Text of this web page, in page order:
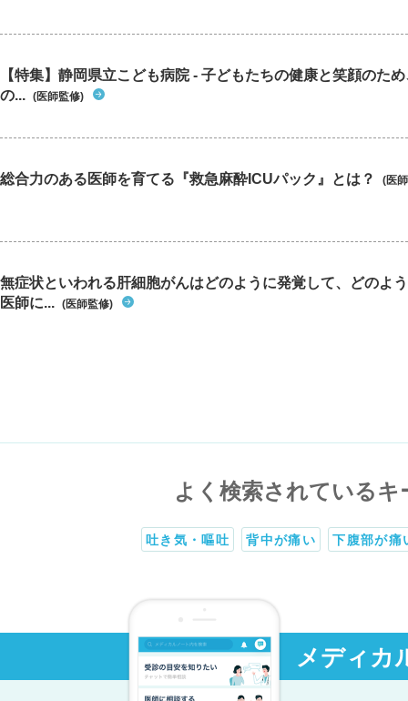
【特集】静岡県立こども病院 - 子どもたちの健康と笑顔のた
の... (医師監修)
総合力のある医師を育てる『救急麻酔ICUパック』とは？ (医
無症状といわれる肝細胞がんはどのように発覚して、どのよ
医師に... (医師監修)
よく検索されているキ
吐き気・嘔吐 背中が痛い 下腹部が痛
メディカ